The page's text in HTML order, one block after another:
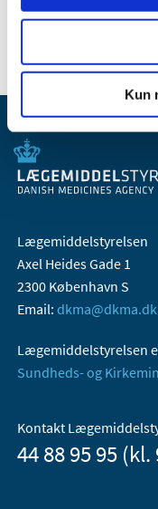
Kun
2020 (52)
Lægemiddelstyrelsen
Axel Heides Gade 1
2300 København S
Email: dkma@dkma.dk
Lægemiddelstyrelsen
Sundheds- og
Kontakt
44 88 95 95 (kl.